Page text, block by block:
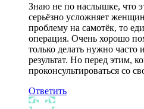
Знаю не по наслышке, что
серьёзно усложняет
проблему на самотёк, то
операция. Очень хорошо
только делать нужно часто
результат. Но перед этим,
проконсультироваться со
Ответить